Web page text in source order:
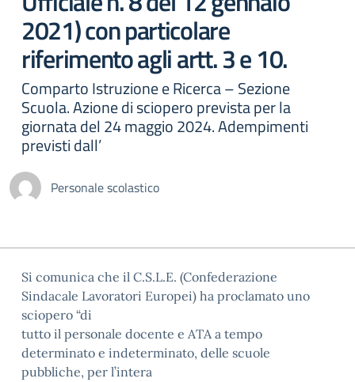
2021) con particolare
riferimento agli artt. 3 e 10.
Comparto Istruzione e Ricerca – Sezione
Scuola. Azione di sciopero prevista per la
giornata del 24 maggio 2024. Adempimenti
previsti dall’
Personale scolastico
Si comunica che il C.S.L.E. (Confederazione
Sindacale Lavoratori Europei) ha proclamato uno
sciopero “di
tutto il personale docente e ATA a tempo
determinato e indeterminato, delle scuole
pubbliche, per l’intera